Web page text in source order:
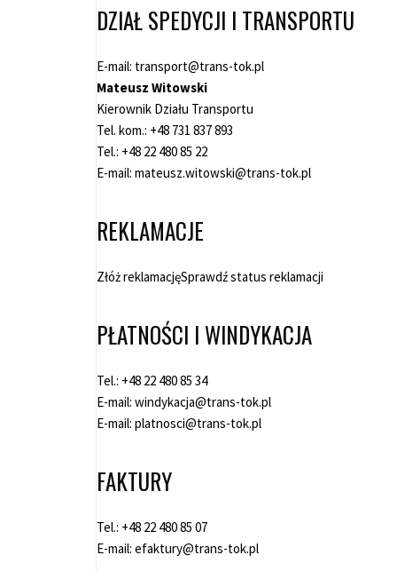
DZIAŁ SPEDYCJI I TRANSPORTU
E-mail: transport@trans-tok.pl
Mateusz Witowski
Kierownik Działu Transportu
Tel. kom.: +48 731 837 893
Tel.: +48 22 480 85 22
E-mail: mateusz.witowski@trans-tok.pl
REKLAMACJE
Złóż reklamacjęSprawdź status reklamacji
PŁATNOŚCI I WINDYKACJA
Tel.: +48 22 480 85 34
E-mail: windykacja@trans-tok.pl
E-mail: platnosci@trans-tok.pl
FAKTURY
Tel.: +48 22 480 85 07
E-mail: efaktury@trans-tok.pl